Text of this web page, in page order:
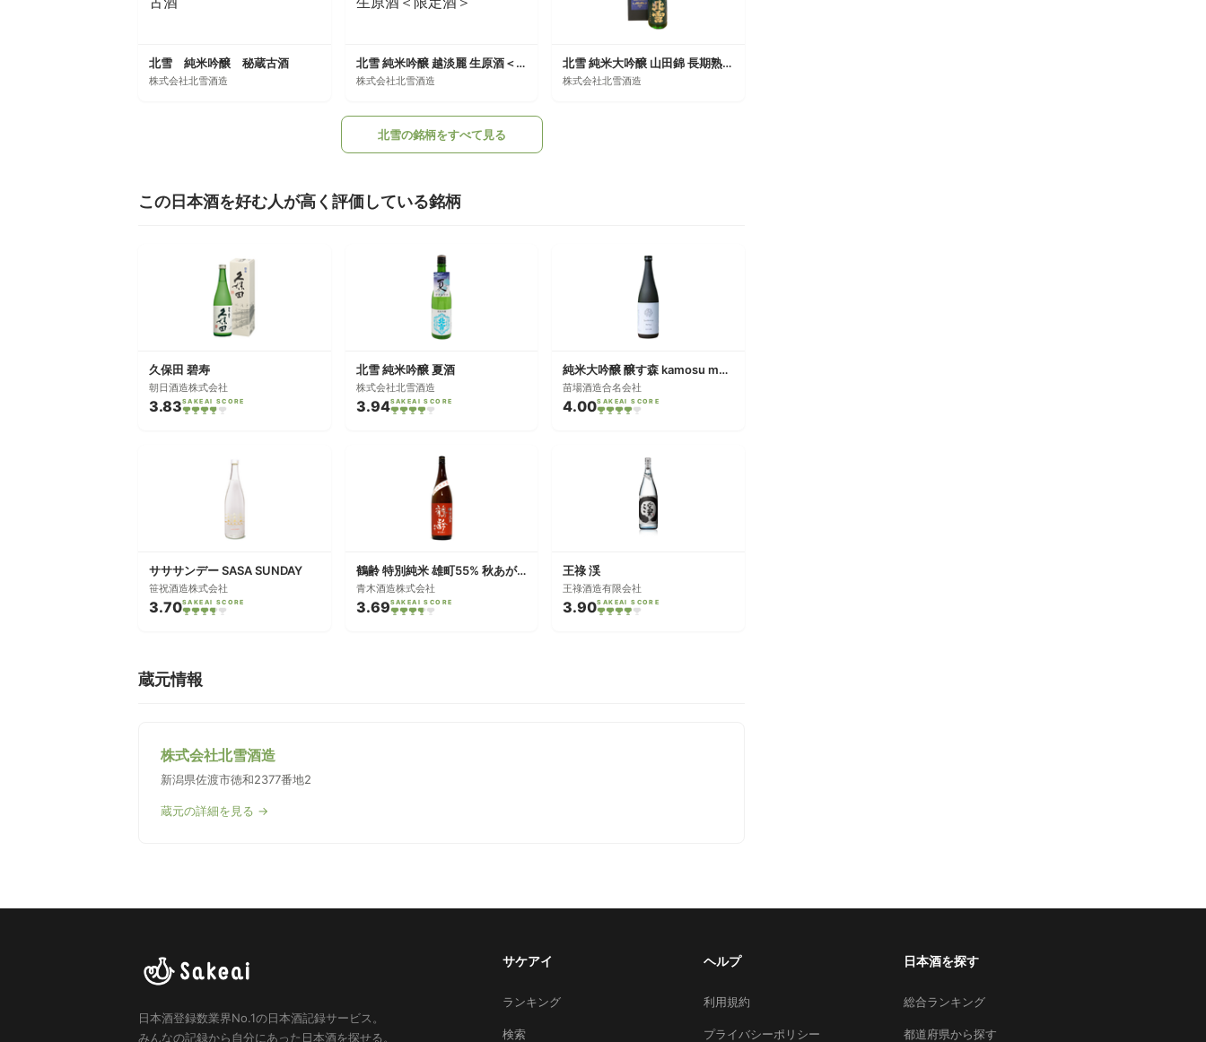
北雪 純米吟醸 秘蔵古酒
株式会社北雪酒造
北雪 純米吟醸 越淡麗 生原酒＜限定酒＞
株式会社北雪酒造
北雪 純米大吟醸 山田錦 長期熟成酒
株式会社北雪酒造
北雪の銘柄をすべて見る
この日本酒を好む人が高く評価している銘柄
久保田 碧寿
朝日酒造株式会社
3.83SAKEAI SCORE
北雪 純米吟醸 夏酒
株式会社北雪酒造
3.94SAKEAI SCORE
純米大吟醸 醸す森 kamosu mori 生酒
苗場酒造合名会社
4.00SAKEAI SCORE
サササンデー SASA SUNDAY
笹祝酒造株式会社
3.70SAKEAI SCORE
鶴齢 特別純米 雄町55% 秋あがり
青木酒造株式会社
3.69SAKEAI SCORE
王祿 渓
王祿酒造有限会社
3.90SAKEAI SCORE
蔵元情報
株式会社北雪酒造
新潟県佐渡市徳和2377番地2
蔵元の詳細を見る →
日本酒登録数業界No.1の日本酒記録サービス。
みんなの記録から自分にあった日本酒を探せる。
サケアイ
ランキング
検索
ヘルプ
利用規約
プライバシーポリシー
日本酒を探す
総合ランキング
都道府県から探す